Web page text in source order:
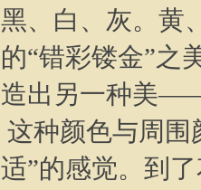
黑、白、灰。黄
的“错彩镂金”之
造出另一种美
这种颜色与周围
适”的感觉。到